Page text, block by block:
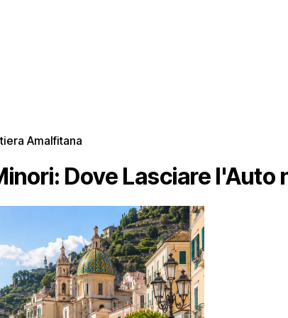
Amalfitana
Dove Lasciare